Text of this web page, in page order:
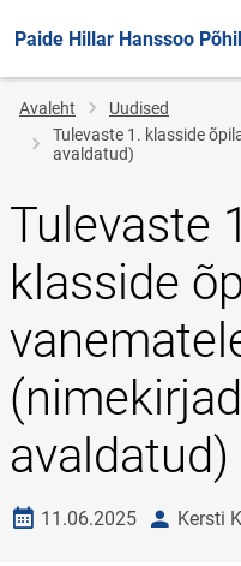
Paide Hillar Hanssoo
Jälglink
Avaleht
Uudised
Tulevaste 1. klasside
avaldatud)
Tulevaste
klasside
(nimekirjad
avaldatud)
Loomise kuupäev
11.06.2025 autorKersti